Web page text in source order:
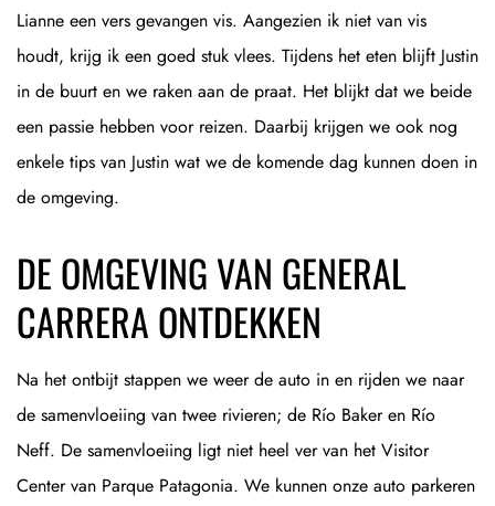
Lianne een vers gevangen vis. Aangezien ik niet van vis
houdt, krijg ik een goed stuk vlees. Tijdens het eten blijft Justin
in de buurt en we raken aan de praat. Het blijkt dat we beide
een passie hebben voor reizen. Daarbij krijgen we ook nog
enkele tips van Justin wat we de komende dag kunnen doen in
de omgeving.
DE OMGEVING VAN GENERAL
CARRERA ONTDEKKEN
Na het ontbijt stappen we weer de auto in en rijden we naar
de samenvloeiing van twee rivieren; de Río Baker en Río
Neff. De samenvloeiing ligt niet heel ver van het Visitor
Center van Parque Patagonia. We kunnen onze auto parkeren